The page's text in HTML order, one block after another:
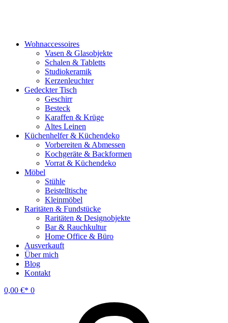
Wohnaccessoires
Vasen & Glasobjekte
Schalen & Tabletts
Studiokeramik
Kerzenleuchter
Gedeckter Tisch
Geschirr
Besteck
Karaffen & Krüge
Altes Leinen
Küchenhelfer & Küchendeko
Vorbereiten & Abmessen
Kochgeräte & Backformen
Vorrat & Küchendeko
Möbel
Stühle
Beistelltische
Kleinmöbel
Raritäten & Fundstücke
Raritäten & Designobjekte
Bar & Rauchkultur
Home Office & Büro
Ausverkauft
Über mich
Blog
Kontakt
0,00 € 0